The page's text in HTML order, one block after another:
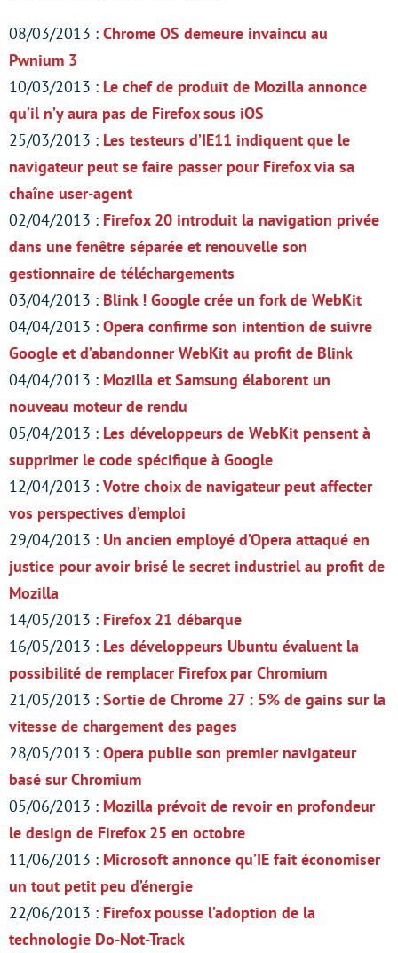
08/03/2013 : Chrome OS demeure invaincu au
Pwnium 3
10/03/2013 : Le chef de produit de Mozilla annonce
qu’il n’y aura pas de Firefox sous iOS
25/03/2013 : Les testeurs d’IE11 indiquent que le
navigateur peut se faire passer pour Firefox via sa
chaîne user-agent
02/04/2013 : Firefox 20 introduit la navigation privée
dans une fenêtre séparée et renouvelle son
gestionnaire de téléchargements
03/04/2013 : Blink ! Google crée un fork de WebKit
04/04/2013 : Opera confirme son intention de suivre
Google et d’abandonner WebKit au profit de Blink
04/04/2013 : Mozilla et Samsung élaborent un
nouveau moteur de rendu
05/04/2013 : Les développeurs de WebKit pensent à
supprimer le code spécifique à Google
12/04/2013 : Votre choix de navigateur peut affecter
vos perspectives d’emploi
29/04/2013 : Un ancien employé d’Opera attaqué en
justice pour avoir brisé le secret industriel au profit de
Mozilla
14/05/2013 : Firefox 21 débarque
16/05/2013 : Les développeurs Ubuntu évaluent la
possibilité de remplacer Firefox par Chromium
21/05/2013 : Sortie de Chrome 27 : 5% de gains sur la
vitesse de chargement des pages
28/05/2013 : Opera publie son premier navigateur
basé sur Chromium
05/06/2013 : Mozilla prévoit de revoir en profondeur
le design de Firefox 25 en octobre
11/06/2013 : Microsoft annonce qu’IE fait économiser
un tout petit peu d’énergie
22/06/2013 : Firefox pousse l’adoption de la
technologie Do-Not-Track